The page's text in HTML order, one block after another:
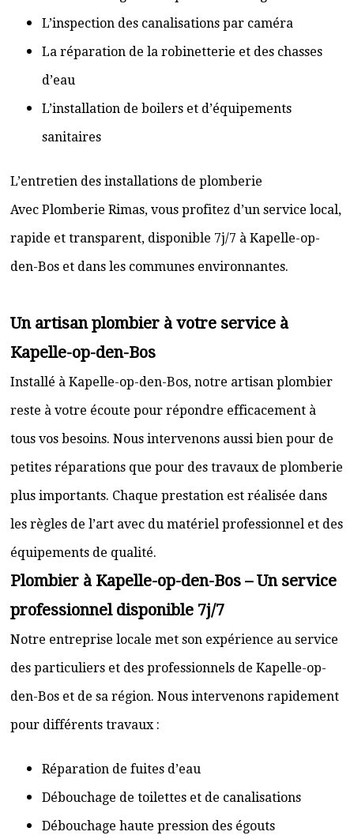
L’inspection des canalisations par caméra
La réparation de la robinetterie et des chasses
d’eau
L’installation de boilers et d’équipements
sanitaires
L’entretien des installations de plomberie
Avec Plomberie Rimas, vous profitez d’un service local,
rapide et transparent, disponible 7j/7 à Kapelle-op-
den-Bos et dans les communes environnantes.
Un artisan plombier à votre service à
Kapelle-op-den-Bos
Installé à Kapelle-op-den-Bos, notre artisan plombier
reste à votre écoute pour répondre efficacement à
tous vos besoins. Nous intervenons aussi bien pour de
petites réparations que pour des travaux de plomberie
plus importants. Chaque prestation est réalisée dans
les règles de l’art avec du matériel professionnel et des
équipements de qualité.
Plombier à Kapelle-op-den-Bos – Un service
professionnel disponible 7j/7
Notre entreprise locale met son expérience au service
des particuliers et des professionnels de Kapelle-op-
den-Bos et de sa région. Nous intervenons rapidement
pour différents travaux :
Réparation de fuites d’eau
Débouchage de toilettes et de canalisations
Débouchage haute pression des égouts